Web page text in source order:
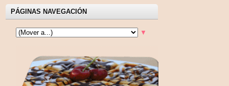
PÁGINAS NAVEGACIÓN
▼